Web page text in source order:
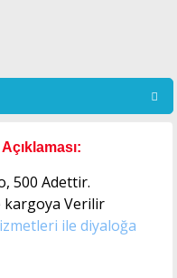
500 Adettir.
kargoya Verilir
ile diyaloğa